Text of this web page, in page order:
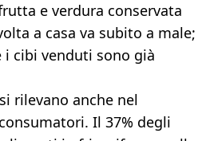
e verdura conservata
a casa va subito a male;
i cibi venduti sono già
rilevano anche nel
Il 37% degli